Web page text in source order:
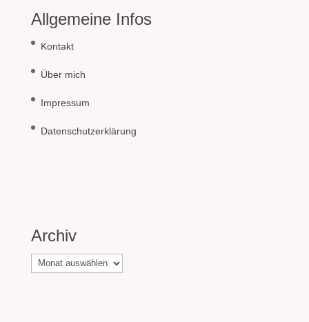
Allgemeine Infos
Kontakt
Über mich
Impressum
Datenschutzerklärung
Archiv
Archiv